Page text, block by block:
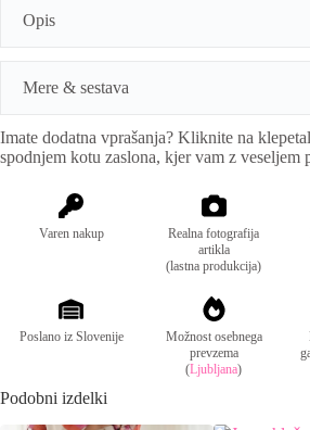
Opis
Ujemite sproščen, a eleganten videz z
videz in so popolna izbira za vsakdanji
iz mehke, elastične tkanine, ki omogoča
prileganje in udobje skozi ves dan.
zadrgo in 2 gumba, zadaj pa je všita
dodatno izboljša prileganje in
več modnih barvah in velikostih.
Mere & sestava
Mere:po velikostih
XS= 34/36
M= 38/40
L= 40/42
XL= 42/44
Imate dodatna vprašanja? Kliknite na
spodnjem kotu zaslona, kjer vam z veseljem
Varen nakup
Realna fotografija
artikla
(lastna produkcija)
Poslano iz Slovenije
Možnost osebnega
prevzema
(Ljubljana)
Podobni izdelki